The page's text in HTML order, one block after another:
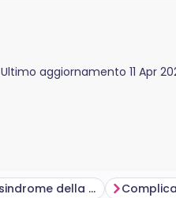
Ultimo aggiornamento 11 Apr
Diagnosi della sindrome della guancia schiaffeggiata